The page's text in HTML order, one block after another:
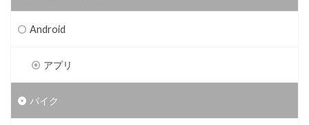
Android
アプリ
バイク